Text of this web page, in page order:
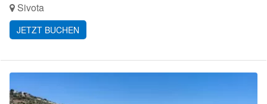
Sivota
JETZT BUCHEN